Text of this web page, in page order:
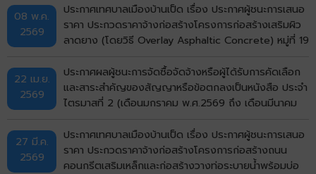
08 พ.ค.
2569
ประกาศเทศบาลเมืองบ้านเป็ด เรื่อง ประกาศผู้ชนะการเสนอ
ราคา ประกวดราคาจ้างก่อสร้างโครงการก่อสร้างเสริมผิว
ลาดยาง (โดยวิธี Overlay Asphaltic Concrete) หมู่ที่ 19
เมืองขอนแก่น จังหวัดขอนแก่น ด้วยวิธีประกวดราคาอิเล็ก
ทรอกนิกส์ (e-bidding)
22 เม.ย.
2569
ประกาศผลผู้ชนะการจัดซื้อจัดจ้างหรือผู้ได้รับการคัดเลือก
และสาระสำคัญของสัญญาหรือข้อตกลงเป็นหนังสือ ประจำ
ไตรมาสที่ 2 (เดือนมกราคม พ.ศ.2569 ถึง เดือนมีนาคม
27 มี.ค.
2569
ประกาศเทศบาลเมืองบ้านเป็ด เรื่อง ประกาศผู้ชนะการเสนอ
ราคา ประกวดราคาจ้างก่อสร้างโครงการก่อสร้างถนน
คอนกรีตเสริมเหล็กและก่อสร้างวางท่อระบายน้ำพร้อมบ่อ